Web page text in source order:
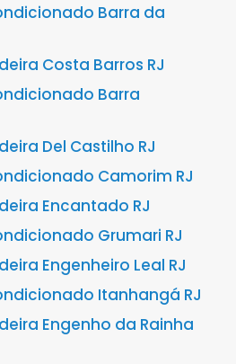
Barra da
Costa Barros RJ
Barra
Del Castilho RJ
Camorim RJ
Encantado RJ
Grumari RJ
Engenheiro Leal RJ
Itanhangá RJ
Engenho da Rainha